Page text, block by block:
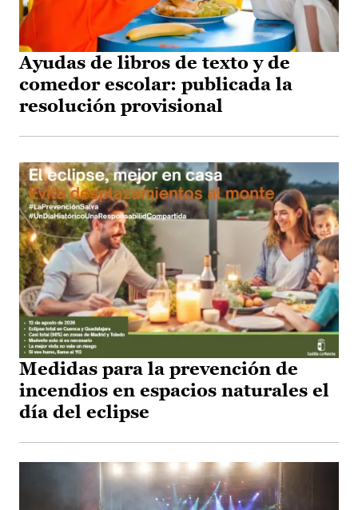
Ayudas de libros de texto y de
comedor escolar: publicada la
resolución provisional
Medidas para la prevención de
incendios en espacios naturales el
día del eclipse